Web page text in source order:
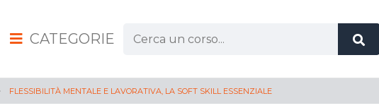
CATEGORIE
FLESSIBILITÀ MENTALE E LAVORATIVA, LA SOFT SKILL ESSENZIALE